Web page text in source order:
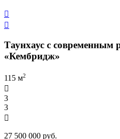


Таунхаус с
«Кембридж»
115 м2

3
3

27 500 000 руб.